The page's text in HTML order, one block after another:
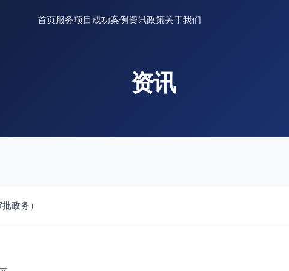
首页服务项目 成功案例资讯政策关于我们
资讯
政务）